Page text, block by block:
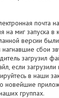
почта
на миг запуска в
версии
сбои
загрузил
если
в наши
новейшие
группах.